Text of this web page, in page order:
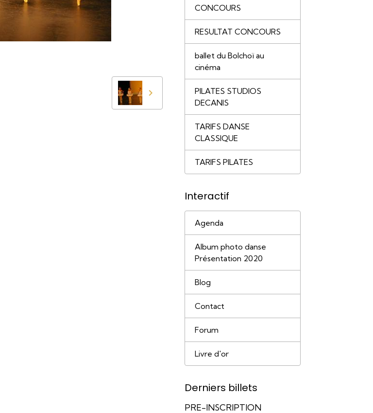
CONCOURS
RESULTAT CONCOURS
ballet du Bolchoï au
cinéma
PILATES STUDIOS
DECANIS
TARIFS DANSE
CLASSIQUE
TARIFS PILATES
Interactif
Agenda
Album photo danse
Présentation 2020
Blog
Contact
Forum
Livre d'or
Derniers billets
PRE-INSCRIPTION